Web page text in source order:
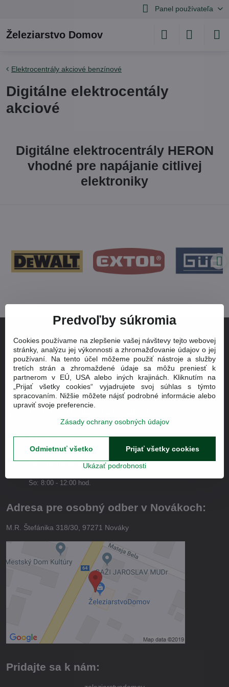
Panel používateľa
Železiarstvo Domov
Elektrocentrály akciové benzínové
Digitálne elektrocentály
akciové
Digitálne elektrocentrály HERON
vhodné pre napájanie citlivej
elektroniky
Kontakt
Email
info@zeleziarstvodomov.sk
Info o produktoch
+421 905 320 312
Technická podpora a poradenstvo
+421 905 320 312
Reklamácie a servis
+421 905 320 312
Otváracia doba
So: 8:00 - 12:00 hod.
Adresa pre osobný odber v Novákoch:
M.R. Štefánika 318/30, 97271 Nováky
Pridajte sa k nám:
Predvoľby súkromia
Cookies používame na zlepšenie vašej návštevy tejto webovej
stránky, analýzu jej výkonnosti a zhromažďovanie údajov o jej
používaní. Na tento účel môžeme použiť nástroje a služby
tretích strán a zhromaždené údaje sa môžu preniesť k
partnerom v EÚ, USA alebo iných krajinách. Kliknutím na
„Prijať všetky cookies“ vyjadrujete svoj súhlas s týmto
spracovaním. Nižšie môžete nájsť podrobné informácie alebo
upraviť svoje preferencie.
Zásady ochrany osobných údajov
Ukázať podrobnosti
Prijať všetky cookies
Odmietnuť všetko